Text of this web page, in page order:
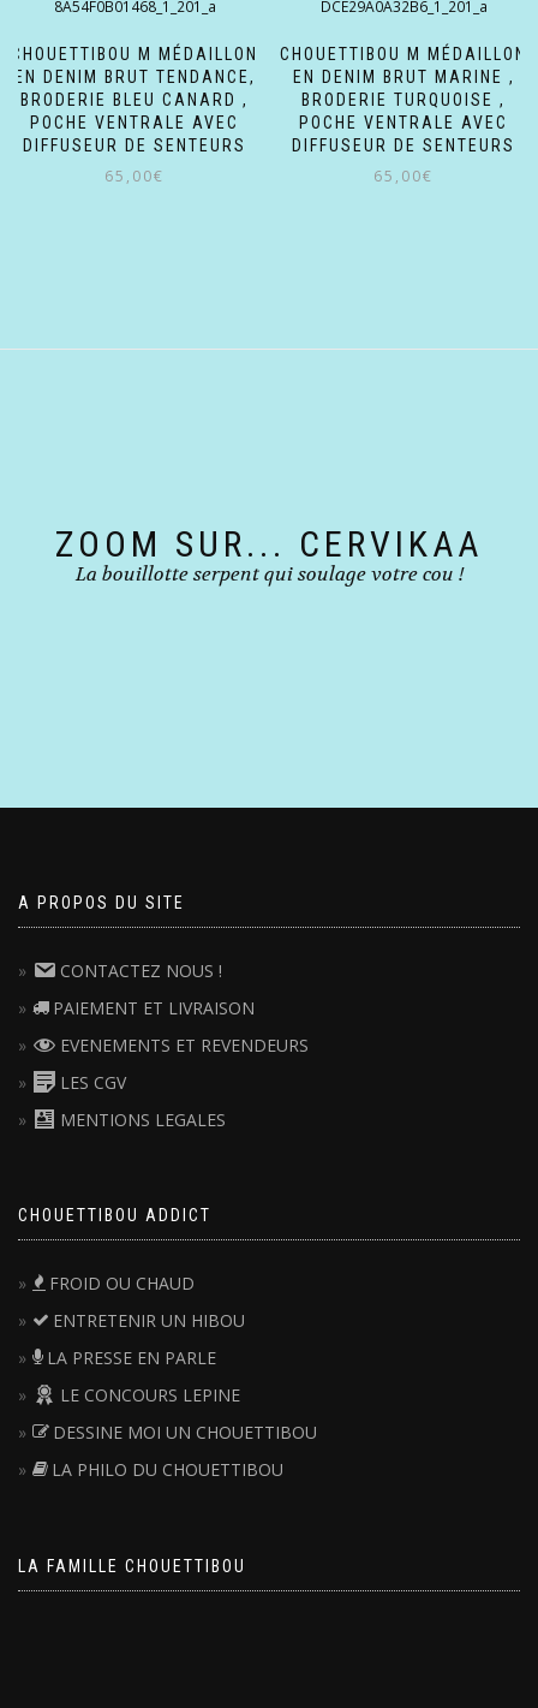
CHOUETTIBOU M MÉDAILLON
EN DENIM BRUT TENDANCE,
BRODERIE BLEU CANARD ,
POCHE VENTRALE AVEC
DIFFUSEUR DE SENTEURS
65,00€
CHOUETTIBOU M MÉDAILLON
EN DENIM BRUT MARINE ,
BRODERIE TURQUOISE ,
POCHE VENTRALE AVEC
DIFFUSEUR DE SENTEURS
65,00€
ZOOM SUR... CERVIKAA
La bouillotte serpent qui soulage votre cou !
A PROPOS DU SITE
CONTACTEZ NOUS !
PAIEMENT ET LIVRAISON
EVENEMENTS ET REVENDEURS
LES CGV
MENTIONS LEGALES
CHOUETTIBOU ADDICT
FROID OU CHAUD
ENTRETENIR UN HIBOU
LA PRESSE EN PARLE
LE CONCOURS LEPINE
DESSINE MOI UN CHOUETTIBOU
LA PHILO DU CHOUETTIBOU
LA FAMILLE CHOUETTIBOU